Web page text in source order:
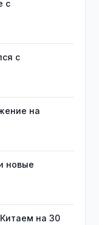
с
с
на
новые
на 30